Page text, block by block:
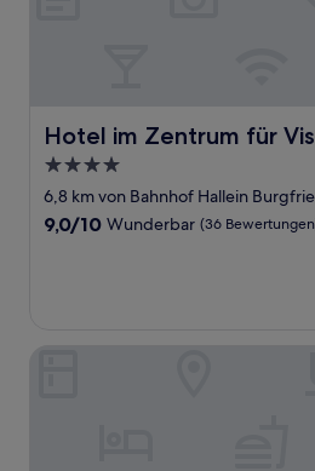
Hotel im Zentrum für
Hotel im Zentrum für Visionen
4.0-
Sterne-
Unterkunft
6,8 km von Bahnhof Hallein
9.0
9,0/10 Wunderbar (36